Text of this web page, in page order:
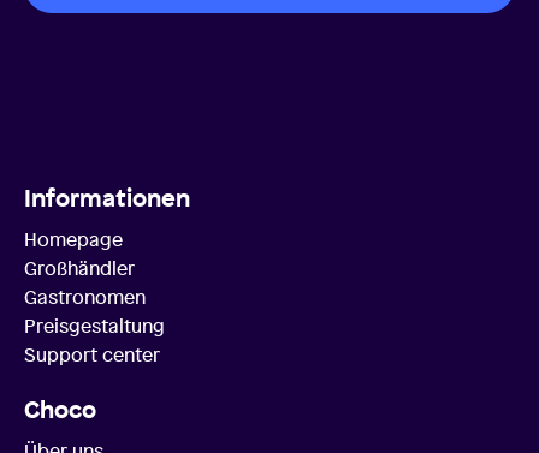
Informationen
Homepage
Großhändler
Gastronomen
Preisgestaltung
Support center
Choco